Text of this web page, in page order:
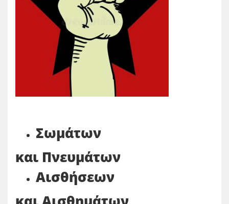
Σωμάτων
και Πνευμάτων
Αισθήσεων